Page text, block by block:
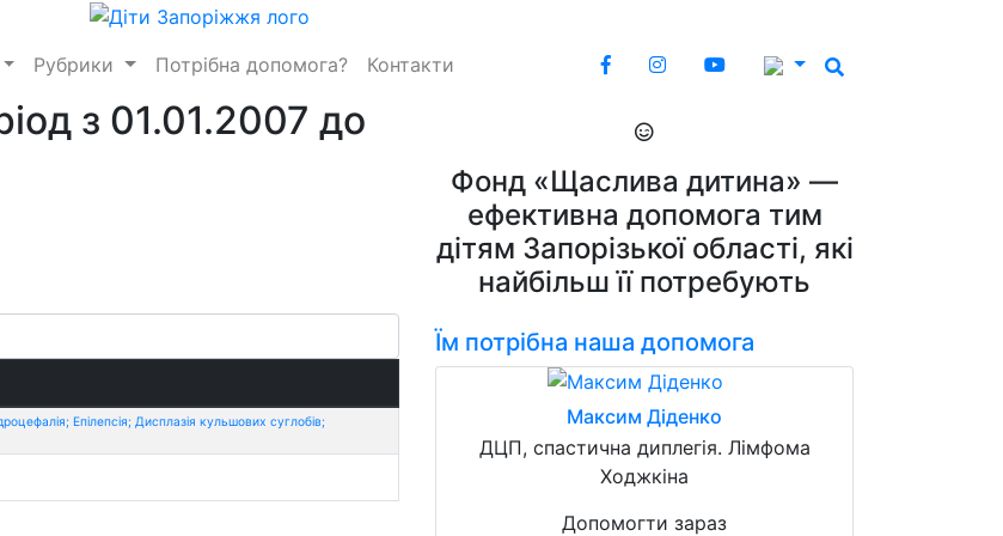
Рубрики Потрібна допомога? Контакти
з 01.01.2007 до
Епілепсія; Дисплазія кульшових суглобів;
Фонд «Щаслива дитина» —
ефективна допомога тим
дітям Запорізької області, які
найбільш її потребують
Їм потрібна наша допомога
Максим Діденко
ДЦП, спастична диплегія. Лімфома
Ходжкіна
Допомогти зараз